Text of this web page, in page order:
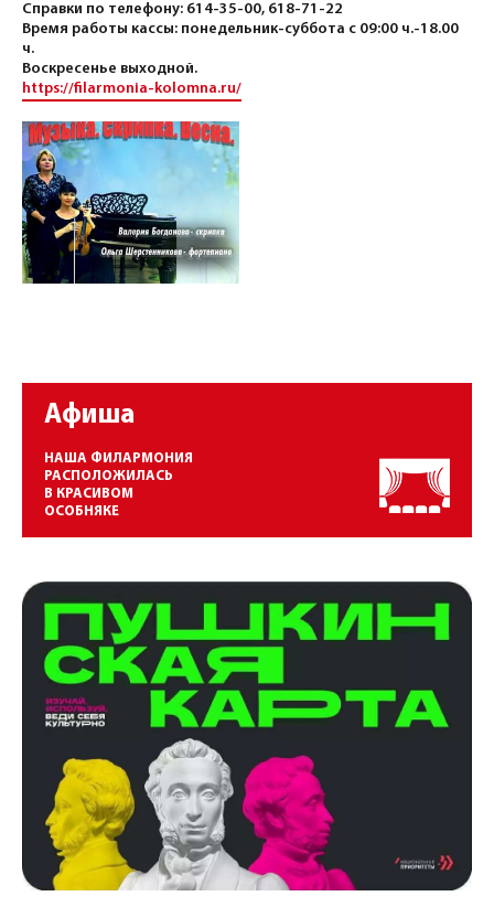
Справки по телефону: 614-35-00, 618-71-22
Время работы кассы: понедельник-суббота с 09:00 ч.-18.00
ч.
Воскресенье выходной.
https://filarmonia-kolomna.ru/
Афиша
НАША ФИЛАРМОНИЯ
РАСПОЛОЖИЛАСЬ
В КРАСИВОМ
ОСОБНЯКЕ